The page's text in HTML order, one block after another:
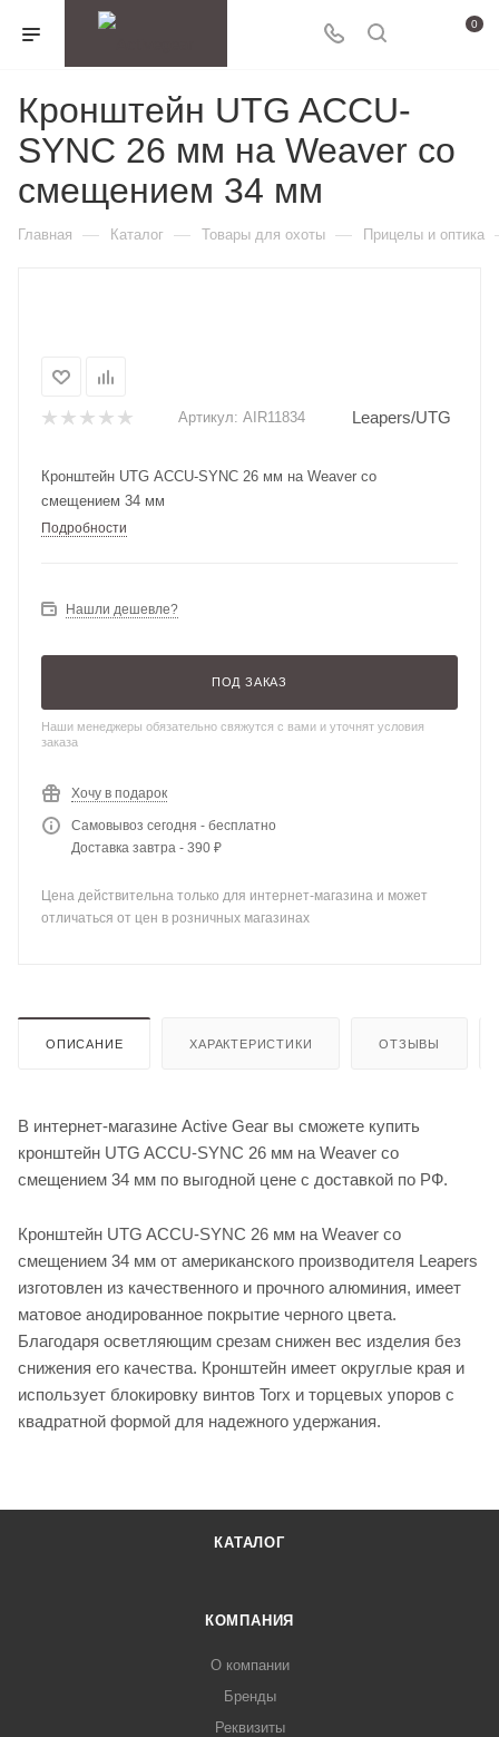
0
Кронштейн UTG ACCU-
SYNC 26 мм на Weaver со
смещением 34 мм
Главная — Каталог — Товары для охоты — Прицелы и оптика
Артикул: AIR11834 Leapers/UTG
Кронштейн UTG ACCU-SYNC 26 мм на Weaver со
смещением 34 мм
Подробности
Нашли дешевле?
ПОД ЗАКАЗ
Наши менеджеры обязательно свяжутся с вами и уточнят условия
заказа
Хочу в подарок
Самовывоз сегодня - бесплатно
Доставка завтра - 390 ₽
Цена действительна только для интернет-магазина и может
отличаться от цен в розничных магазинах
ОПИСАНИЕ ХАРАКТЕРИСТИКИ ОТЗЫВЫ
В интернет-магазине Active Gear вы сможете купить
кронштейн UTG ACCU-SYNC 26 мм на Weaver со
смещением 34 мм по выгодной цене с доставкой по РФ.
Кронштейн UTG ACCU-SYNC 26 мм на Weaver со
смещением 34 мм от американского производителя Leapers
изготовлен из качественного и прочного алюминия, имеет
матовое анодированное покрытие черного цвета.
Благодаря осветляющим срезам снижен вес изделия без
снижения его качества. Кронштейн имеет округлые края и
использует блокировку винтов Torx и торцевых упоров с
квадратной формой для надежного удержания.
КАТАЛОГ
КОМПАНИЯ
О компании
Бренды
Реквизиты